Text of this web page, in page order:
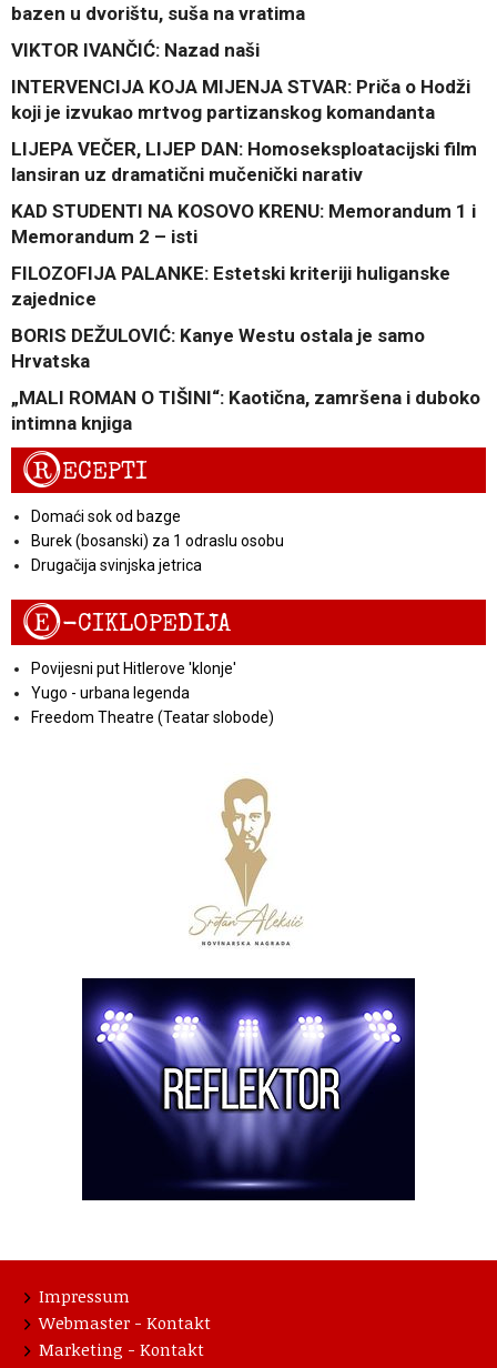
bazen u dvorištu, suša na vratima
VIKTOR IVANČIĆ: Nazad naši
INTERVENCIJA KOJA MIJENJA STVAR: Priča o Hodži
koji je izvukao mrtvog partizanskog komandanta
LIJEPA VEČER, LIJEP DAN: Homoseksploatacijski film
lansiran uz dramatični mučenički narativ
KAD STUDENTI NA KOSOVO KRENU: Memorandum 1 i
Memorandum 2 – isti
FILOZOFIJA PALANKE: Estetski kriteriji huliganske
zajednice
BORIS DEŽULOVIĆ: Kanye Westu ostala je samo
Hrvatska
„MALI ROMAN O TIŠINI“: Kaotična, zamršena i duboko
intimna knjiga
RECEPTI
Domaći sok od bazge
Burek (bosanski) za 1 odraslu osobu
Drugačija svinjska jetrica
E-CIKLOPEDIJA
Povijesni put Hitlerove 'klonje'
Yugo - urbana legenda
Freedom Theatre (Teatar slobode)
Impressum
Webmaster - Kontakt
Marketing - Kontakt